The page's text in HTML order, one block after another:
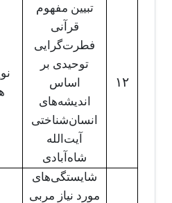
۱۲
تبیین مفهوم
قرآنی
فطرت‌گرایی
توحیدی بر
اساس
اندیشه‌های
انسان‌شناختی
آیت‌الله
شاه‌آبادی
شایستگی‌های
مورد نیاز مربی